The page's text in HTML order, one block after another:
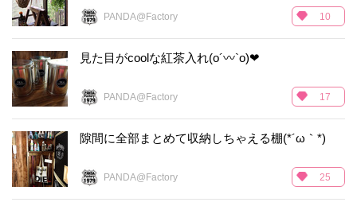
PANDA@Factory 10
見た目がcoolな紅茶入れ(o´〰`o)❤
PANDA@Factory 17
隙間に全部まとめて収納しちゃえる棚(*´ω｀*)
PANDA@Factory 25